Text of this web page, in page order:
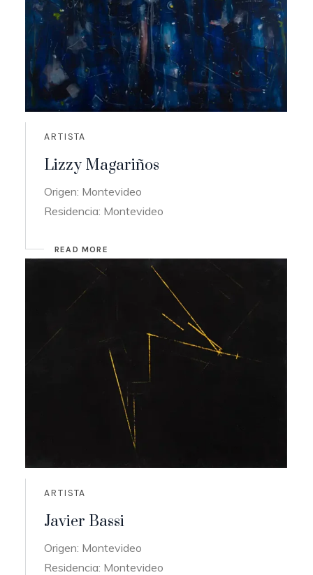
ARTISTA
Lizzy Magariños
Origen: Montevideo
Residencia: Montevideo
READ MORE
ARTISTA
Javier Bassi
Origen: Montevideo
Residencia: Montevideo